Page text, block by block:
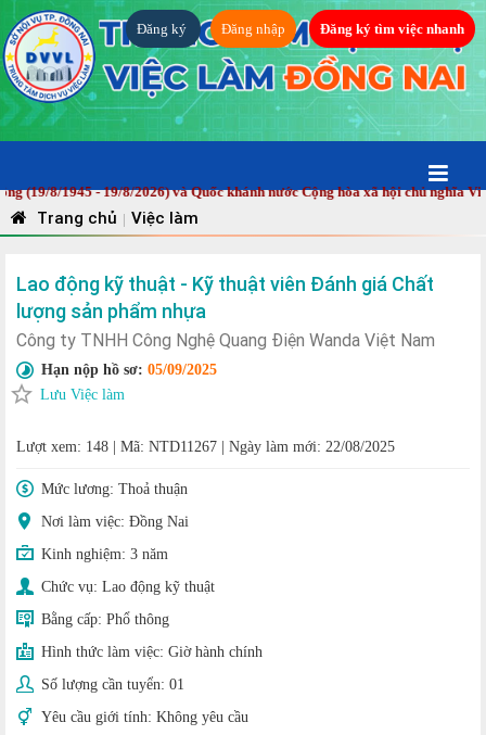
Đăng ký Đăng nhập Đăng ký tìm việc nhanh
8/1945 - 19/8/2026) và Quốc khánh nước Cộng hòa xã hội chủ nghĩa
Trang chủ | Việc làm
Lao động kỹ thuật - Kỹ thuật viên Đánh giá Chất
lượng sản phẩm nhựa
Công ty TNHH Công Nghệ Quang Điện Wanda Việt Nam
Hạn nộp hồ sơ: 05/09/2025
Lưu Việc làm
Lượt xem: 148 Mã: NTD11267 Ngày làm mới: 22/08/2025
Mức lương: Thoả thuận
Nơi làm việc: Đồng Nai
Kinh nghiệm: 3 năm
Chức vụ: Lao động kỹ thuật
Bằng cấp: Phổ thông
Hình thức làm việc: Giờ hành chính
Số lượng cần tuyển: 01
Yêu cầu giới tính: Không yêu cầu